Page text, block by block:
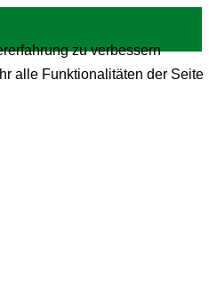
zu verbessern
alle Funktionalitäten der Seite